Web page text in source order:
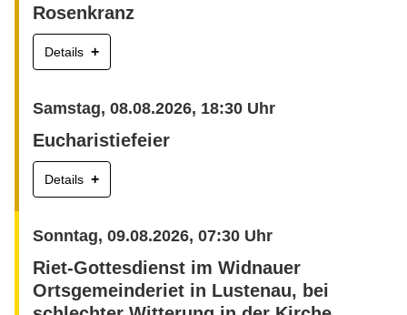
Rosenkranz
Details +
Samstag, 08.08.2026, 18:30 Uhr
Eucharistiefeier
Details +
Sonntag, 09.08.2026, 07:30 Uhr
Riet-Gottesdienst im Widnauer
Ortsgemeinderiet in Lustenau, bei